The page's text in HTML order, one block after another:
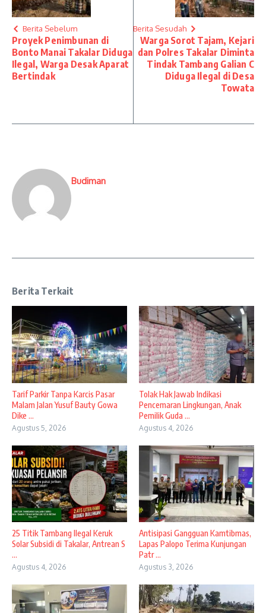
Berita Sebelum
Proyek Penimbunan di
Bonto Manai Takalar Diduga
Ilegal, Warga Desak Aparat
Bertindak
Berita Sesudah
Warga Sorot Tajam, Kejari
dan Polres Takalar Diminta
Tindak Tambang Galian C
Diduga Ilegal di Desa
Towata
Budiman
Berita Terkait
Tarif Parkir Tanpa Karcis Pasar
Malam Jalan Yusuf Bauty Gowa
Dike ...
Agustus 5, 2026
Tolak Hak Jawab Indikasi
Pencemaran Lingkungan, Anak
Pemilik Guda ...
Agustus 4, 2026
25 Titik Tambang Ilegal Keruk
Solar Subsidi di Takalar, Antrean S
...
Agustus 4, 2026
Antisipasi Gangguan Kamtibmas,
Lapas Palopo Terima Kunjungan
Patr ...
Agustus 3, 2026